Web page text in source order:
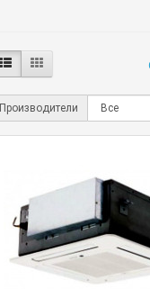
Производители